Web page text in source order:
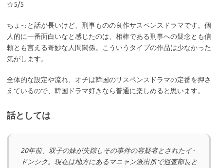
☆5/5
ちょっと話が長いけど、刑事ものの良作サスペンスドラマです。個
人的に一番面白いなと感じたのは、相棒である刑事への疑念とも信
頼とも言える奇妙な人間関係。こういうタイプの作品は少なかった
気がします。
全体的な設定や流れ、オチは韓国のサスペンスドラマの定番を押さ
えているので、韓国ドラマ好きなら普通に楽しめると思います。
話としては
20年前、双子の妹が失踪しその事件の容疑者とされたイ･
ドンシク。現在は地方にあるマニャン派出所で巡査部長と